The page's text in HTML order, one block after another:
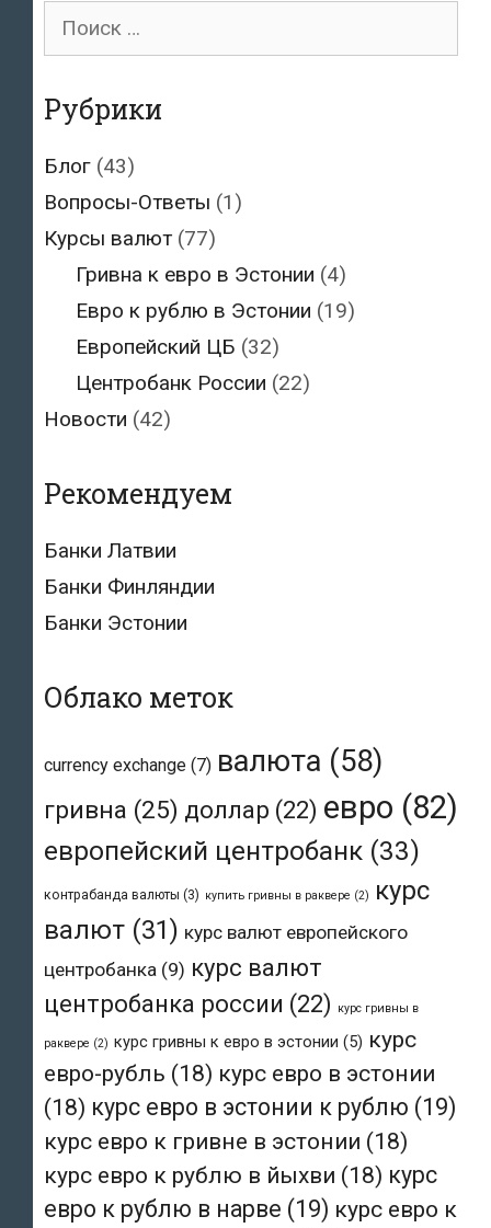
Поиск
Рубрики
Блог (43)
Вопросы-Ответы (1)
Курсы валют (77)
Гривна к евро в Эстонии (4)
Евро к рублю в Эстонии (19)
Европейский ЦБ (32)
Центробанк России (22)
Новости (42)
Рекомендуем
Банки Латвии
Банки Финляндии
Банки Эстонии
Облако меток
currency exchange (7) валюта (58)
гривна (25) доллар (22) евро (82)
европейский центробанк (33)
контрабанда валюты (3) купить гривны в раквере (2)
курс
валют (31) курс валют европейского
центробанка (9) курс валют
центробанка россии (22) курс гривны в
раквере (2) курс гривны к евро в эстонии (5) курс
евро-рубль (18) курс евро в эстонии
(18) курс евро в эстонии к рублю (19)
курс евро к гривне в эстонии (18)
курс евро к рублю в йыхви (18) курс
евро к рублю в нарве (19) курс евро к